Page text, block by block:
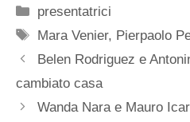
Categorie
presentatrici
Tag
Mara Venier, Pierpaolo
Belen Rodriguez e
cambiato casa
Wanda Nara e Mauro